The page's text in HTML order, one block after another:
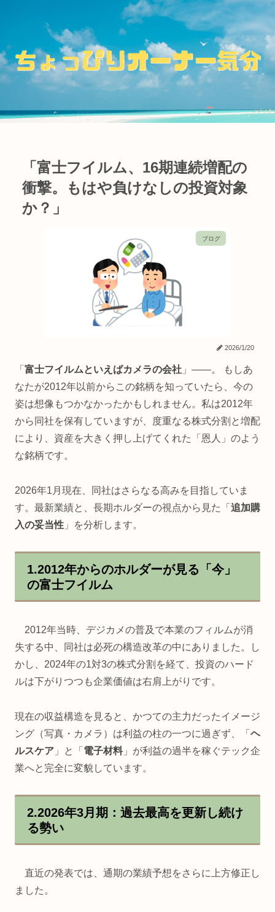
「富士フイルム、16期連続増配の
衝撃。もはや負けなしの投資対象
か？」
ブログ
2026/1/20
「 富士フイルムといえばカメラの会社 」——。 もしあ
なたが2012年以前からこの銘柄を知っていたら、今の
姿は想像もつかなかったかもしれません。私は2012年
から同社を保有していますが、度重なる株式分割と増配
により、資産を大きく押し上げてくれた「恩人」のよう
な銘柄です。
2026年1月現在、同社はさらなる高みを目指していま
す。最新業績と、長期ホルダーの視点から見た「 追加購
入の妥当性 」を分析します。
1.2012年からのホルダーが見る「今」
の富士フイルム
2012年当時、デジカメの普及で本業のフィルムが消
失する中、同社は必死の構造改革の中にありました。し
かし、2024年の1対3の株式分割を経て、投資のハード
ルは下がりつつも企業価値は右肩上がりです。
現在の収益構造を見ると、かつての主力だったイメージ
ング（写真・カメラ）は利益の柱の一つに過ぎず、「 ヘ
ルスケア 」と「 電子材料」が利益の過半を稼ぐテック企
業へと完全に変貌しています。
2.2026年3月期：過去最高を更新し続け
る勢い
直近の発表では、通期の業績予想をさらに上方修正し
ました。